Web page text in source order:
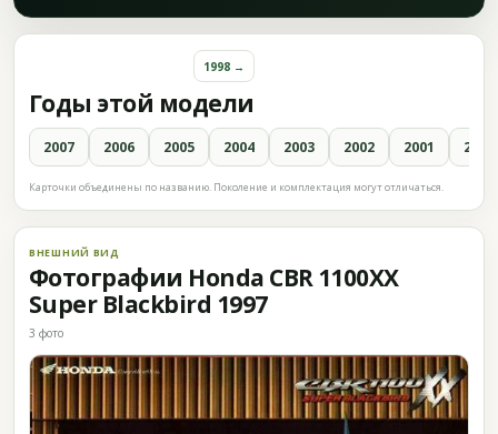
Годы этой модели
1998 →
2007 2006 2005 2004 2003 2002 2001 2000
Карточки объединены по названию. Поколение и комплектация могут отличаться.
ВНЕШНИЙ ВИД
Фотографии Honda CBR 1100XX
Super Blackbird 1997
3 фото